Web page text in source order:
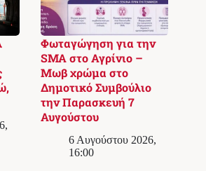
Φωταγώγηση για την
SMA στο Αγρίνιο –
Μωβ χρώμα στο
Δημοτικό Συμβούλιο
την Παρασκευή 7
Αυγούστου
6 Αυγούστου 2026,
16:00